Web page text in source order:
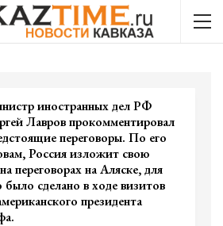
иностранных дел РФ
Лавров прокомментировал
переговоры. По его
Россия изложит свою
переговорах на Аляске, для
было сделано в ходе визитов
президента